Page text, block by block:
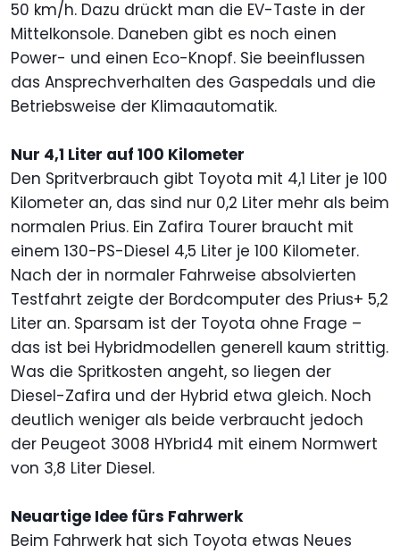
50 km/h. Dazu drückt man die EV-Taste in der
Mittelkonsole. Daneben gibt es noch einen
Power- und einen Eco-Knopf. Sie beeinflussen
das Ansprechverhalten des Gaspedals und die
Betriebsweise der Klimaautomatik.
Nur 4,1 Liter auf 100 Kilometer
Den Spritverbrauch gibt Toyota mit 4,1 Liter je 100
Kilometer an, das sind nur 0,2 Liter mehr als beim
normalen Prius. Ein Zafira Tourer braucht mit
einem 130-PS-Diesel 4,5 Liter je 100 Kilometer.
Nach der in normaler Fahrweise absolvierten
Testfahrt zeigte der Bordcomputer des Prius+ 5,2
Liter an. Sparsam ist der Toyota ohne Frage –
das ist bei Hybridmodellen generell kaum strittig.
Was die Spritkosten angeht, so liegen der
Diesel-Zafira und der Hybrid etwa gleich. Noch
deutlich weniger als beide verbraucht jedoch
der Peugeot 3008 HYbrid4 mit einem Normwert
von 3,8 Liter Diesel.
Neuartige Idee fürs Fahrwerk
Beim Fahrwerk hat sich Toyota etwas Neues